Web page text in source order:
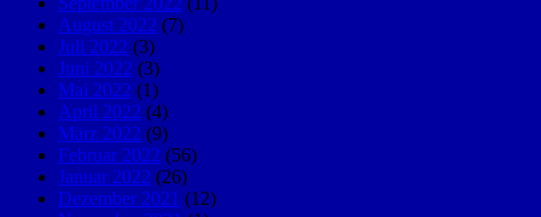
August 2022 (7)
Juli 2022 (3)
Juni 2022 (3)
Mai 2022 (1)
April 2022 (4)
März 2022 (9)
Februar 2022 (56)
Januar 2022 (26)
Dezember 2021 (12)